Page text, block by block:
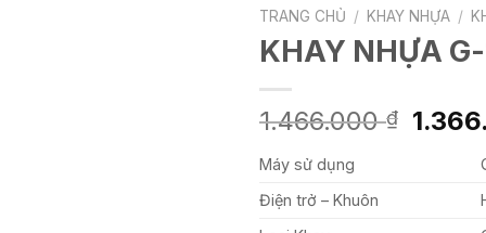
TRANG CHỦ / KHAY NHỰA /
KHAY NHỰA
1.466.000₫
Giá
Máy sử dụng
Điện trở – Khuôn